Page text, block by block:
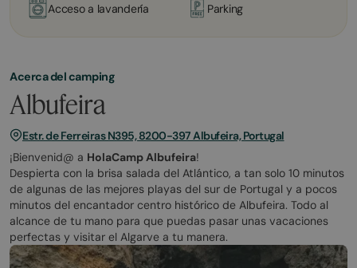
Acceso a lavandería Parking
Acerca del camping
Albufeira
Estr. de Ferreiras N395, 8200-397 Albufeira, Portugal
¡Bienvenid@ a HolaCamp Albufeira!
Despierta con la brisa salada del Atlántico, a tan solo 10 minutos
de algunas de las mejores playas del sur de Portugal y a pocos
minutos del encantador centro histórico de Albufeira. Todo al
alcance de tu mano para que puedas pasar unas vacaciones
perfectas y visitar el Algarve a tu manera.